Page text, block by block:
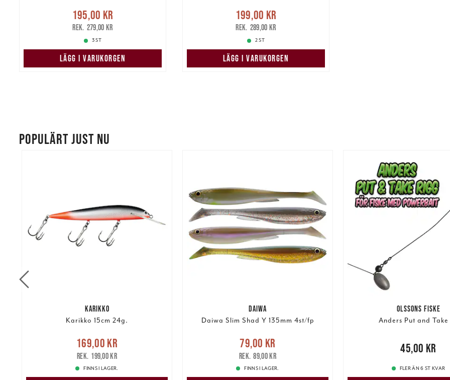
Nuvarande pris
195,00 krTidigare pris
279,00 kr
195,00 kr
279,00 kr
3 ST
LÄGG I VARUKORGEN
Nuvarande pris
199,00 krTidigare pris
289,00 kr
199,00 kr
289,00 kr
2 ST
LÄGG I VARUKORGEN
POPULÄRT JUST NU
KARIKKO
Karikko 15cm 24g.
Nuvarande pris
Tidigare pris
169,00 kr
199,00 kr
FINNS I LAGER.
DAIWA
Daiwa Slim Shad Y 135mm 4st/fp
Nuvarande pris :79,00 kr
pris: 89,00 kr
79,00 kr
89,00 kr
FINNS I LAGER.
OLSSONS FISKE
Anders Put and Take
45,00 kr45,00 kr
FLER ÄN 6 ST KVAR